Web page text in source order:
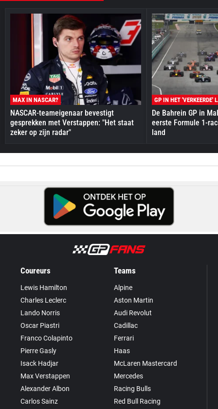
MAX IN NASCAR?
NASCAR-teameigenaar bevestigt
gesprekken met Verstappen: "Het staat
zeker op zijn radar"
GP IN HET 'VERKEERDE'
De Bahrein GP in
eerste Formule 1-
land
Coureurs
Lewis Hamilton
Charles Leclerc
Lando Norris
Oscar Piastri
Franco Colapinto
Pierre Gasly
Isack Hadjar
Max Verstappen
Alexander Albon
Carlos Sainz
Teams
Alpine
Aston Martin
Audi Revolut
Cadillac
Ferrari
Haas
McLaren Mastercard
Mercedes
Racing Bulls
Red Bull Racing